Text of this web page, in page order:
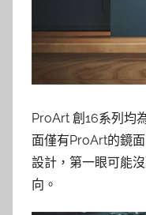
ProArt 創16系列均
面僅有ProArt的鏡
設計，第一眼可能
向。